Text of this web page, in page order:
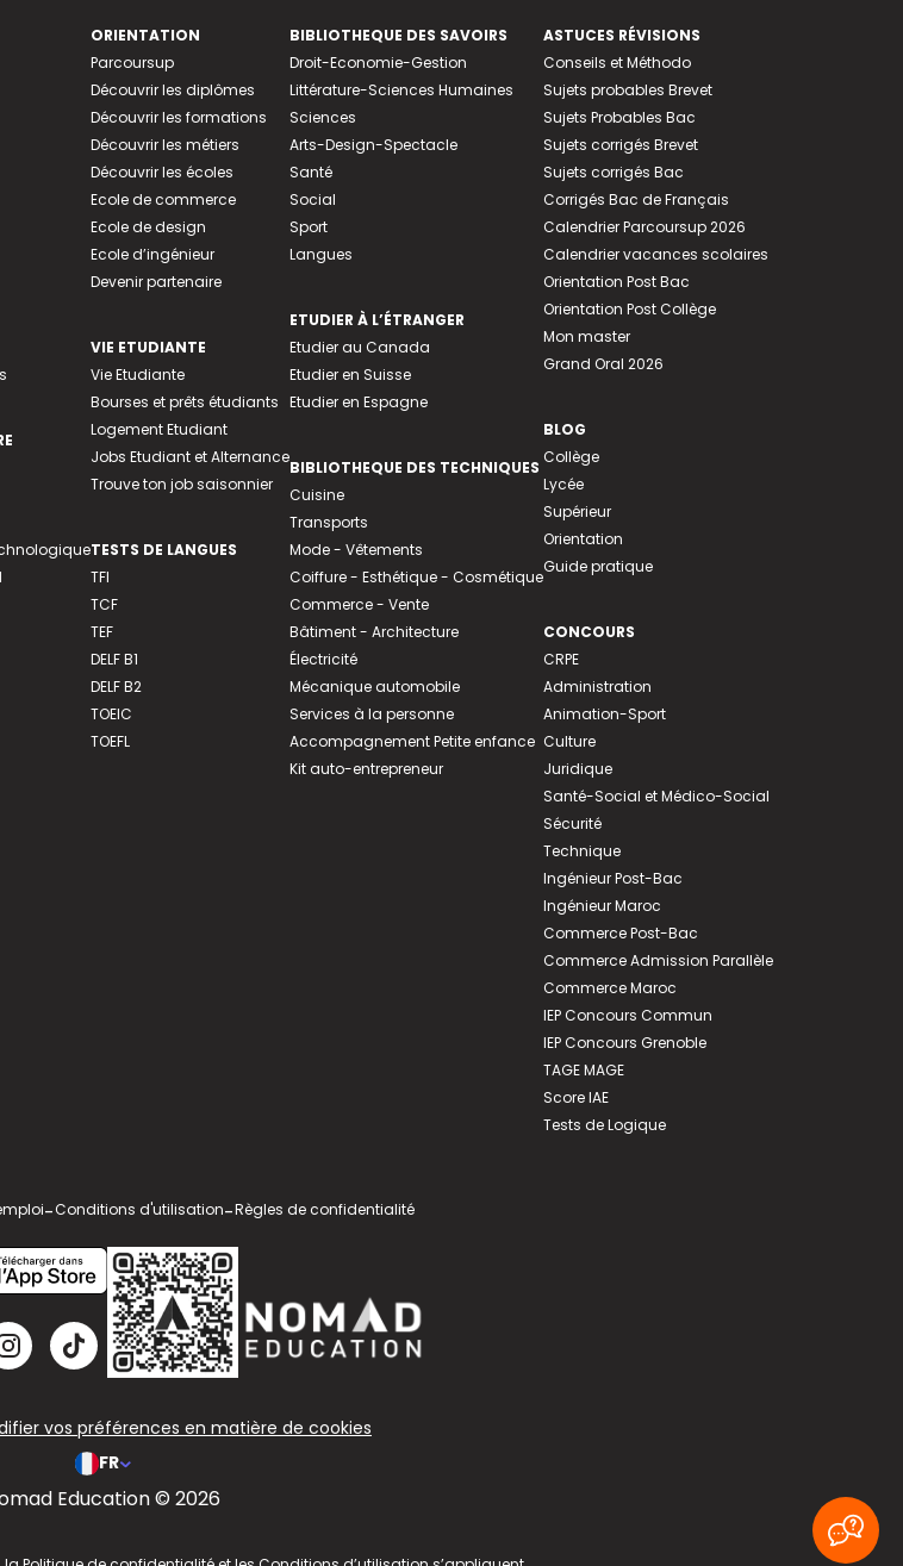
ORIENTATION
Parcoursup
Découvrir les diplômes
Découvrir les formations
Découvrir les métiers
Découvrir les écoles
Ecole de commerce
Ecole de design
Ecole d’ingénieur
Devenir partenaire
VIE ETUDIANTE
Vie Etudiante
Bourses et prêts étudiants
Logement Etudiant
Jobs Etudiant et Alternance
Trouve ton job saisonnier
TESTS DE LANGUES
TFI
TCF
TEF
DELF B1
DELF B2
TOEIC
TOEFL
BIBLIOTHEQUE DES SAVOIRS
Droit-Economie-Gestion
Littérature-Sciences Humaines
Sciences
Arts-Design-Spectacle
Santé
Social
Sport
Langues
ETUDIER À L’ÉTRANGER
Etudier au Canada
Etudier en Suisse
Etudier en Espagne
BIBLIOTHEQUE DES TECHNIQUES
Cuisine
Transports
Mode - Vêtements
Coiffure - Esthétique - Cosmétique
Commerce - Vente
Bâtiment - Architecture
Électricité
Mécanique automobile
Services à la personne
Accompagnement Petite enfance
Kit auto-entrepreneur
ASTUCES RÉVISIONS
Conseils et Méthodo
Sujets probables Brevet
Sujets Probables Bac
Sujets corrigés Brevet
Sujets corrigés Bac
Corrigés Bac de Français
Calendrier Parcoursup 2026
Calendrier vacances scolaires
Orientation Post Bac
Orientation Post Collège
Mon master
Grand Oral 2026
BLOG
Collège
Lycée
Supérieur
Orientation
Guide pratique
CONCOURS
CRPE
Administration
Animation-Sport
Culture
Juridique
Santé-Social et Médico-Social
Sécurité
Technique
Ingénieur Post-Bac
Ingénieur Maroc
Commerce Post-Bac
Commerce Admission Parallèle
Commerce Maroc
IEP Concours Commun
IEP Concours Grenoble
TAGE MAGE
Score IAE
Tests de Logique
-Conditions d'utilisation-Règles de confidentialité
vos préférences en matière de cookies
FR
Education © 2026